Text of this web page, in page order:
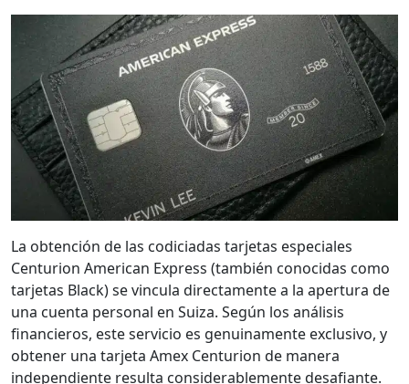
La obtención de las codiciadas tarjetas especiales
Centurion American Express (también conocidas como
tarjetas Black) se vincula directamente a la apertura de
una cuenta personal en Suiza. Según los análisis
financieros, este servicio es genuinamente exclusivo, y
obtener una tarjeta Amex Centurion de manera
independiente resulta considerablemente desafiante.